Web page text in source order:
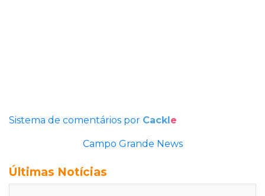
Sistema de comentários por Cackle
Campo Grande News
Últimas Notícias